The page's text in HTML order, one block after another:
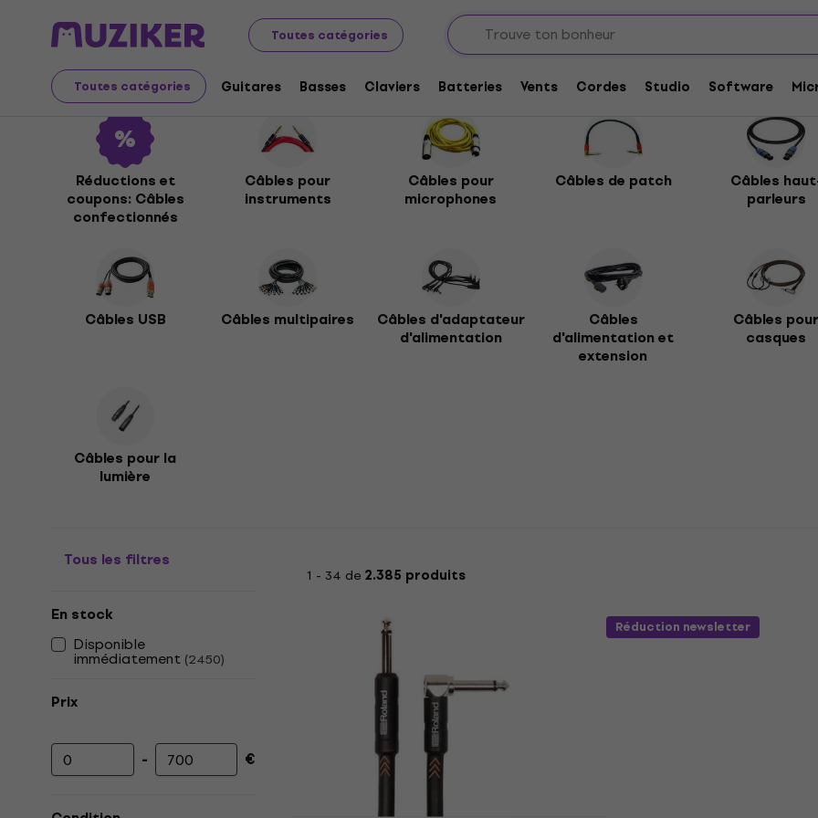
Toutes catégories
Toutes catégories Guitares Basses Claviers Batteries Vents Cordes Studio Software
Instruments de musique Accessoires Câbles, fiches et adaptateurs
Câbles confectionnés
Réductions et
coupons: Câbles
confectionnés
Câbles pour
instruments
Câbles pour
microphones
Câbles de patch
Câbles
parleurs
Câbles USB Câbles multipaires
Câbles d'adaptateur
d'alimentation
Câbles
d'alimentation et
extension
Câbles pour
casques
Câbles pour la
lumière
Tous les filtres
En stock
Disponible
immédiatement (2450)
Prix
Prix minimum
- Prix maximum
€
1 - 34 de 2.385 produits
Réduction newsletter